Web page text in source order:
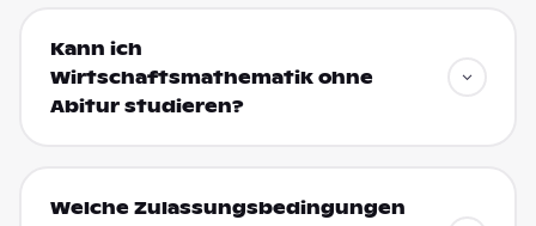
Kann ich
Wirtschaftsmathematik ohne
Abitur studieren?
Welche Zulassungsbedingungen